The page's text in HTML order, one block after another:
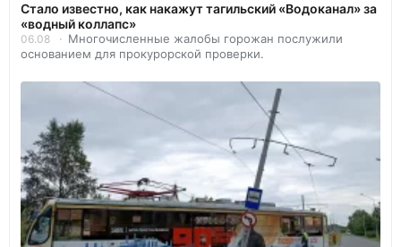
Стало известно, как накажут тагильский «Водоканал» за
«водный коллапс»
06.08
Многочисленные жалобы горожан послужили
основанием для прокурорской проверки.